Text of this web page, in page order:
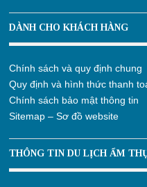
DÀNH CHO KHÁCH HÀNG
Chính sách và quy định chung
Quy định và hình thức thanh
Chính sách bảo mật thông tin
Sitemap – Sơ đồ website
THÔNG TIN DU LỊCH ẨM